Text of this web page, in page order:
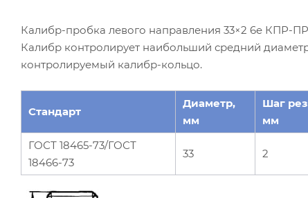
Калибр-пробка левого направления 33×2 6e КПР-
Калибр контролирует наибольший средний
контролируемый калибр-кольцо.
Стандарт
Диаметр,
мм
Шаг
мм
ГОСТ 18465-73/ГОСТ
18466-73
33 2